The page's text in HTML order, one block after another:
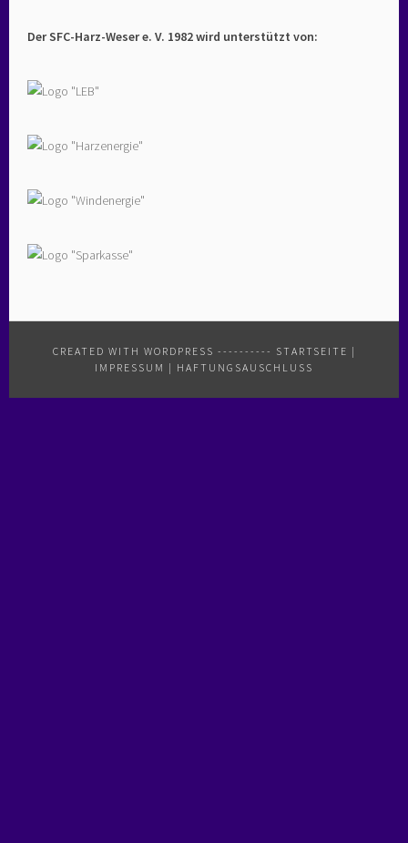
Der SFC-Harz-Weser e. V. 1982 wird unterstützt von:
CREATED WITH WORDPRESS ---------- STARTSEITE |
IMPRESSUM | HAFTUNGSAUSCHLUSS